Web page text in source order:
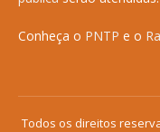
Conheça o PNTP e o
Todos os direitos